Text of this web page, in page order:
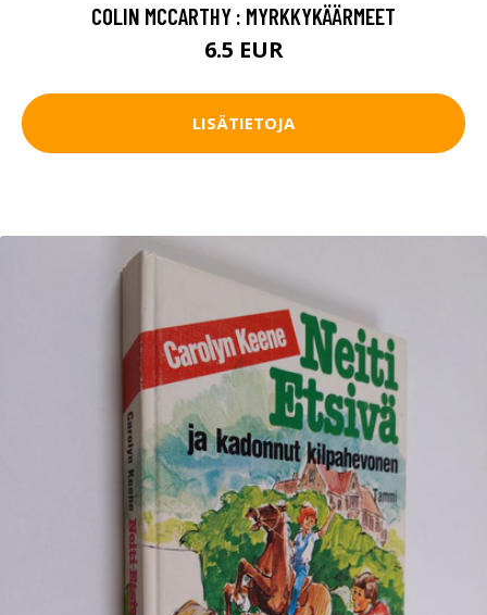
COLIN MCCARTHY : MYRKKYKÄÄRMEET
6.5 EUR
LISÄTIETOJA